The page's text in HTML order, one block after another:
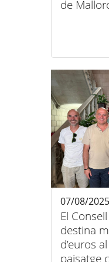
de
El
destina
d’euros
paisatge
07/08/2025